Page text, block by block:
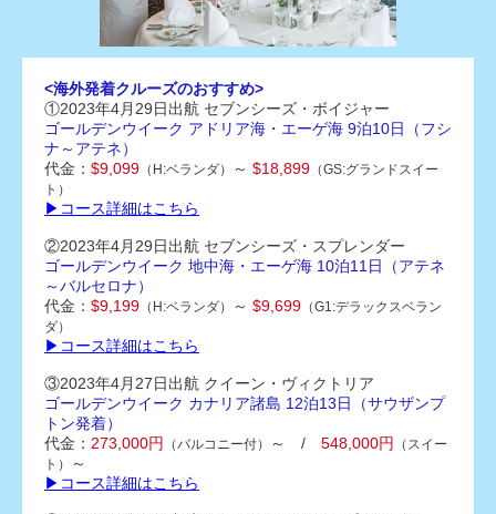
<海外発着クルーズのおすすめ>
①2023年4月29日出航 セブンシーズ・ボイジャー
ゴールデンウイーク アドリア海・エーゲ海 9泊10日（フシ
ナ～アテネ）
代金： $9,099 （H:ベランダ） ～ $18,899 （GS:グランドスイー
ト）
▶コース詳細はこちら
②2023年4月29日出航 セブンシーズ・スプレンダー
ゴールデンウイーク 地中海・エーゲ海 10泊11日（アテネ
～バルセロナ）
代金： $9,199 （H:ベランダ） ～ $9,699 （G1:デラックスベラン
ダ）
▶コース詳細はこちら
③2023年4月27日出航 クイーン・ヴィクトリア
ゴールデンウイーク カナリア諸島 12泊13日（サウザンプ
トン発着）
代金： 273,000円 （バルコニー付） ～ / 548,000円
（スイー
ト）
～
▶コース詳細はこちら